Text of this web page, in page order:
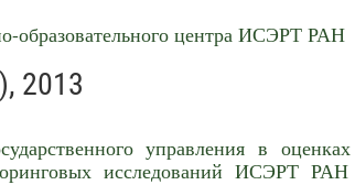
образовательного центра ИСЭРТ РАН
2013
управления в
исследований ИСЭРТ РАН